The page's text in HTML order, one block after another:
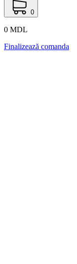
0
0 MDL
Finalizează comanda